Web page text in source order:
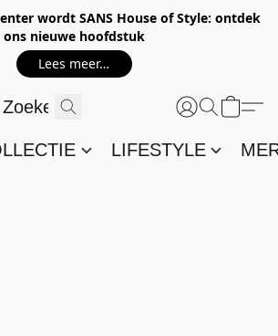
wordt SANS House of Style: ontdek
ons nieuwe hoofdstuk
Lees meer…
LIFESTYLE